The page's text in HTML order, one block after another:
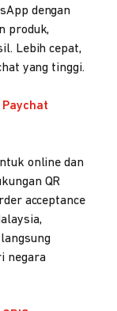
dengan
produk,
Lebih cepat,
yang tinggi.
Paychat
online dan
QR
acceptance
negara